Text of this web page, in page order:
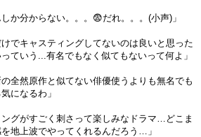
か分からない。。。😨だれ。。。(小声)」
けでキャスティングしてないのは良いと思った
ていう...有名でもなく似てもないって何よ」
全然原作と似てない俳優使うよりも無名でも
になるわ」
ングがすごく刺さって楽しみなドラマ…どこま
地上波でやってくれるんだろう…」